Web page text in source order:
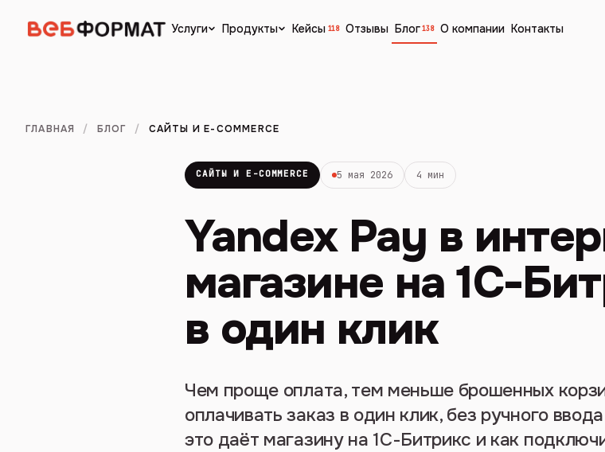
Услуги Продукты Кейсы 118 Отзывы Блог 138 О компании Контакты
ГЛАВНАЯ / БЛОГ / САЙТЫ И E-COMMERCE
САЙТЫ И E-COMMERCE 5 мая 2026 4 мин
Yandex Pay в
магазине на 1С-
в один клик
Чем проще оплата, тем меньше брошенных
оплачивать заказ в один клик, без ручного
это даёт магазину на 1С-Битрикс и как